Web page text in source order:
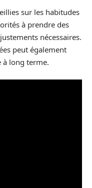
sur les habitudes
à prendre des
nécessaires.
peut également
long terme.